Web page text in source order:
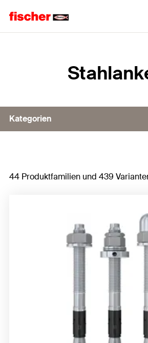
Kategorien
Betonschraube
44 Produktfamilien und 439